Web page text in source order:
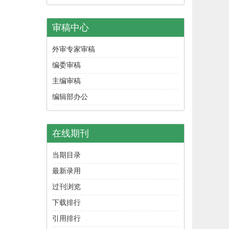
审稿中心
外审专家审稿
编委审稿
主编审稿
编辑部办公
在线期刊
当期目录
最新录用
过刊浏览
下载排行
引用排行